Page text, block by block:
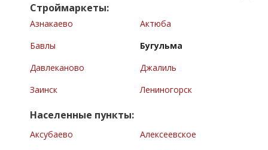
Строймаркеты:
Азнакаево
Актюба
Бавлы
Бугульма
Давлеканово
Джалиль
Заинск
Лениногорск
Населенные пункты:
Аксубаево
Алексеевское